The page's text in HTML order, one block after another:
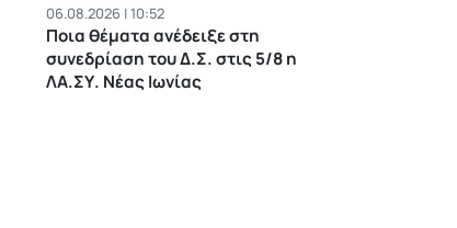
06.08.2026 | 10:52
Ποια θέματα ανέδειξε στη
συνεδρίαση του Δ.Σ. στις 5/8 η
ΛΑ.ΣΥ. Νέας Ιωνίας